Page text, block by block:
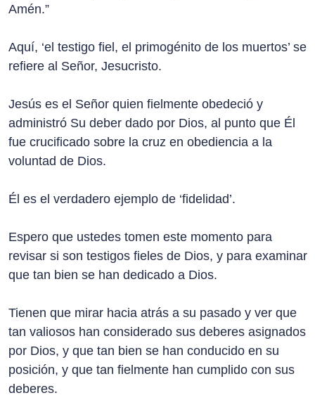
Amén.”
Aquí, ‘el testigo fiel, el primogénito de los muertos’ se
refiere al Señor, Jesucristo.
Jesús es el Señor quien fielmente obedeció y
administró Su deber dado por Dios, al punto que Él
fue crucificado sobre la cruz en obediencia a la
voluntad de Dios.
Él es el verdadero ejemplo de ‘fidelidad’.
Espero que ustedes tomen este momento para
revisar si son testigos fieles de Dios, y para examinar
que tan bien se han dedicado a Dios.
Tienen que mirar hacia atrás a su pasado y ver que
tan valiosos han considerado sus deberes asignados
por Dios, y que tan bien se han conducido en su
posición, y que tan fielmente han cumplido con sus
deberes.